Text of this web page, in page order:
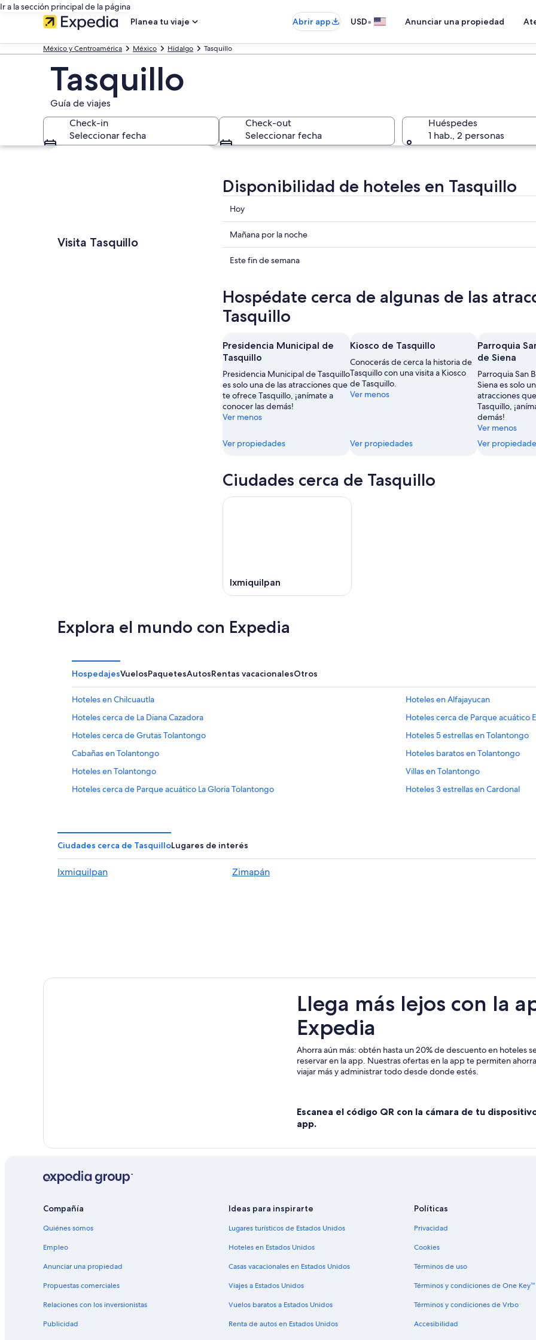
Ir a la sección principal de la página
Planea tu viaje
Abrir app USD• Anunciar una propiedad
México y Centroamérica México Hidalgo Tasquillo
Tasquillo
Guía de viajes
Check-in
Seleccionar fecha
Check-out
Seleccionar fecha
Huéspedes
1 hab., 2 personas
Explorar mapa
Visita Tasquillo
Disponibilidad de hoteles en Tasquillo
Consultar
precios
en
Tasquillo
para
ago
-
8
Hoy
Consultar
precios
en
mañana
por
la
8
ago
-
9
ago
Mañana por la noche
Consultar
Tasquillo
para
este
de
semana,
7
ago
-
9
ago
Este fin de semana
Hospédate cerca de algunas de las
Tasquillo
Presidencia Municipal de
Tasquillo
Presidencia Municipal de Tasquillo
es solo una de las atracciones que
te ofrece Tasquillo, ¡anímate a
conocer las demás!
Ver menos
Ver propiedades
Kiosco de Tasquillo
Conocerás de cerca la historia de
Tasquillo con una visita a Kiosco
de Tasquillo.
Ver menos
Ver propiedades
Parroquia
de Siena
Parroquia San
Siena es solo
atracciones
Tasquillo,
demás!
Ver menos
Ver
Ciudades cerca de Tasquillo
Ixmiquilpan
Explora el mundo con Expedia
HospedajesVuelosPaquetesAutosRentas vacacionalesOtros
Hoteles en Chilcuautla
Hoteles en Alfajayucan
Hoteles cerca de La Diana Cazadora
Hoteles cerca de Parque acuático
Hoteles cerca de Grutas Tolantongo
Hoteles 5 estrellas en Tolantongo
Cabañas en Tolantongo
Hoteles baratos en Tolantongo
Hoteles en Tolantongo
Villas en Tolantongo
Hoteles cerca de Parque acuático La Gloria Tolantongo
Hoteles 3 estrellas en Cardonal
Cabañas en Ixmiquilpan
Hoteles todo incluido en Ixmiquilpan
Hoteles con alberca en Ixmiquilpan
Hoteles que aceptan mascotas en Ixmiquilpan
Ciudades cerca de TasquilloLugares de interés
Ixmiquilpan Zimapán
Llega más lejos con la
Expedia
Ahorra aún más: obtén hasta un 20% de descuento en hoteles
reservar en la app. Nuestras ofertas en la app te permiten
viajar más y administrar todo desde donde estés.
Escanea el código QR con la cámara de tu
app.
Compañía
Quiénes somos
Empleo
Anunciar una propiedad
Propuestas comerciales
Relaciones con los inversionistas
Publicidad
Ideas para inspirarte
Lugares turísticos de Estados Unidos
Hoteles en Estados Unidos
Casas vacacionales en Estados Unidos
Viajes a Estados Unidos
Vuelos baratos a Estados Unidos
Renta de autos en Estados Unidos
Políticas
Privacidad
Cookies
Términos de uso
Términos y condiciones de One Key™
Términos y condiciones de Vrbo
Accesibilidad